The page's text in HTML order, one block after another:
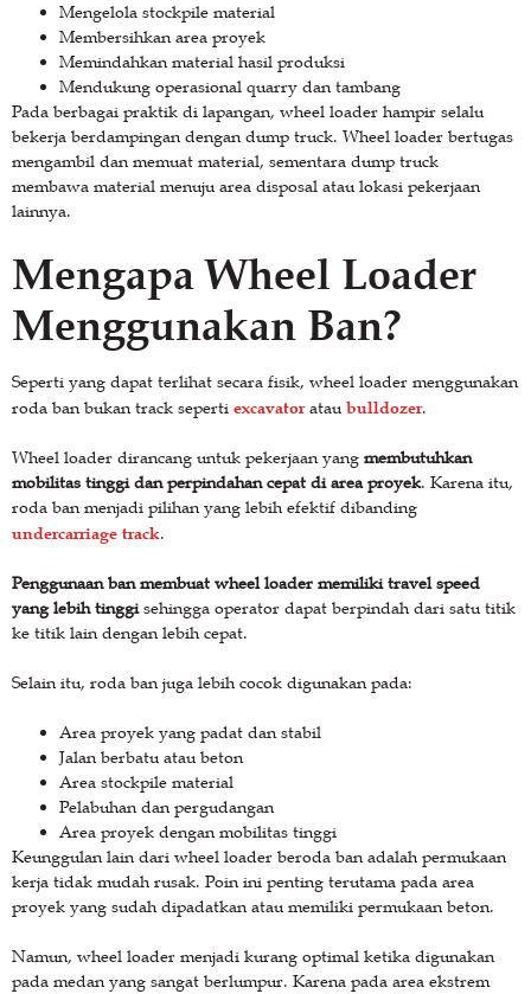
Mengelola stockpile material
Membersihkan area proyek
Memindahkan material hasil produksi
Mendukung operasional quarry dan tambang
Pada berbagai praktik di lapangan, wheel loader hampir selalu
bekerja berdampingan dengan dump truck. Wheel loader bertugas
mengambil dan memuat material, sementara dump truck
membawa material menuju area disposal atau lokasi pekerjaan
lainnya.
Mengapa Wheel Loader
Menggunakan Ban?
Seperti yang dapat terlihat secara fisik, wheel loader menggunakan
roda ban bukan track seperti excavatoratau bulldozer.
Wheel loader dirancang untuk pekerjaan yang membutuhkan
mobilitas tinggi dan perpindahan cepat di area proyek. Karena itu,
roda ban menjadi pilihan yang lebih efektif dibanding
undercarriage track.
Penggunaan ban membuat wheel loader memiliki travel speed
yang lebih tinggisehingga operator dapat berpindah dari satu titik
ke titik lain dengan lebih cepat.
Selain itu, roda ban juga lebih cocok digunakan pada:
Area proyek yang padat dan stabil
Jalan berbatu atau beton
Area stockpile material
Pelabuhan dan pergudangan
Area proyek dengan mobilitas tinggi
Keunggulan lain dari wheel loader beroda ban adalah permukaan
kerja tidak mudah rusak. Poin ini penting terutama pada area
proyek yang sudah dipadatkan atau memiliki permukaan beton.
Namun, wheel loader menjadi kurang optimal ketika digunakan
pada medan yang sangat berlumpur. Karena pada area ekstrem